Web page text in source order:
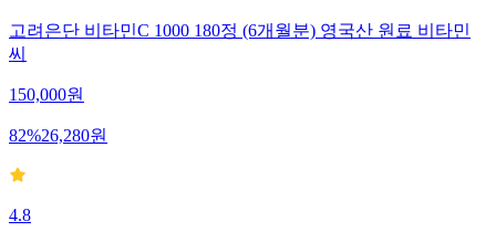
고려은단 비타민C 1000 180정 (6개월분) 영국산 원료 비타민
씨
150,000원
82%26,280원
4.8